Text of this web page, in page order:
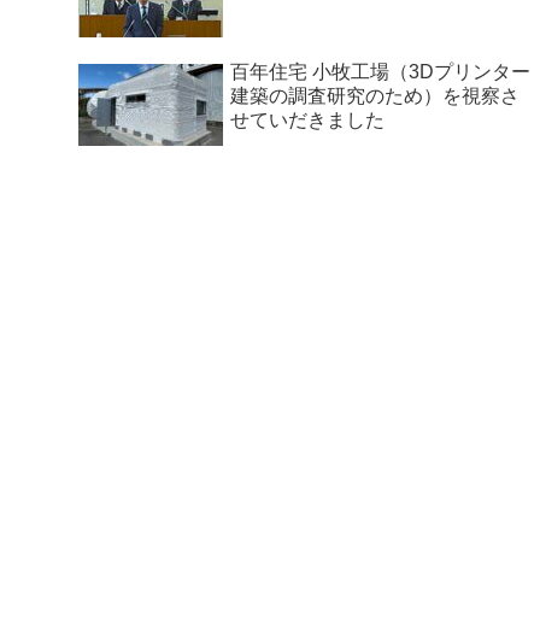
百年住宅 小牧工場（3Dプリンター
建築の調査研究のため）を視察さ
せていだきました